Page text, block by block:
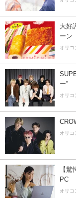
大好
ーン
オリコ
ー”
オリコ
オリコ
【
PC
オリコ